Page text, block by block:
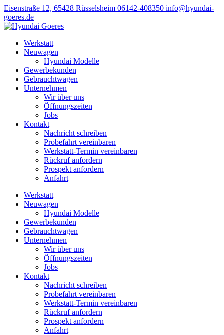
Eisenstraße 12, 65428 Rüsselsheim 06142-408350 info@hyundai-
goeres.de
Werkstatt
Neuwagen
Hyundai Modelle
Gewerbekunden
Gebrauchtwagen
Unternehmen
Wir über uns
Öffnungszeiten
Jobs
Kontakt
Nachricht schreiben
Probefahrt vereinbaren
Werkstatt-Termin vereinbaren
Rückruf anfordern
Prospekt anfordern
Anfahrt
Werkstatt
Neuwagen
Hyundai Modelle
Gewerbekunden
Gebrauchtwagen
Unternehmen
Wir über uns
Öffnungszeiten
Jobs
Kontakt
Nachricht schreiben
Probefahrt vereinbaren
Werkstatt-Termin vereinbaren
Rückruf anfordern
Prospekt anfordern
Anfahrt